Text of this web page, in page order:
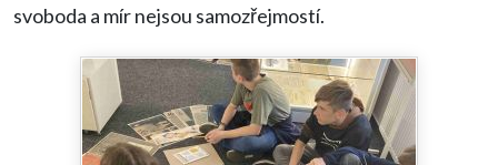
svoboda a mír nejsou samozřejmostí.